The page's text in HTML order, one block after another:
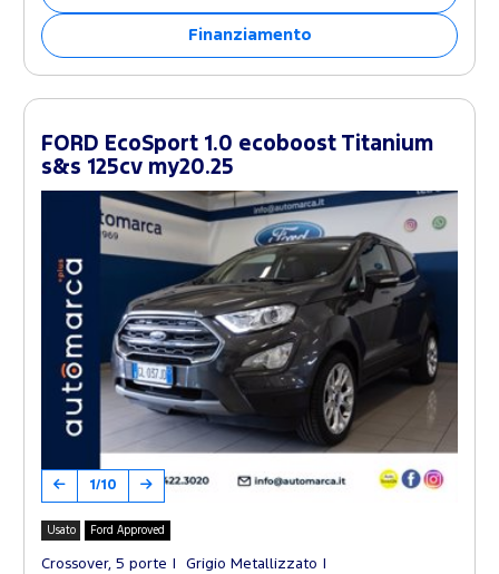
Finanziamento
FORD EcoSport 1.0 ecoboost Titanium
s&s 125cv my20.25
1/10
Usato Ford Approved
Crossover, 5 porte
Grigio Metallizzato